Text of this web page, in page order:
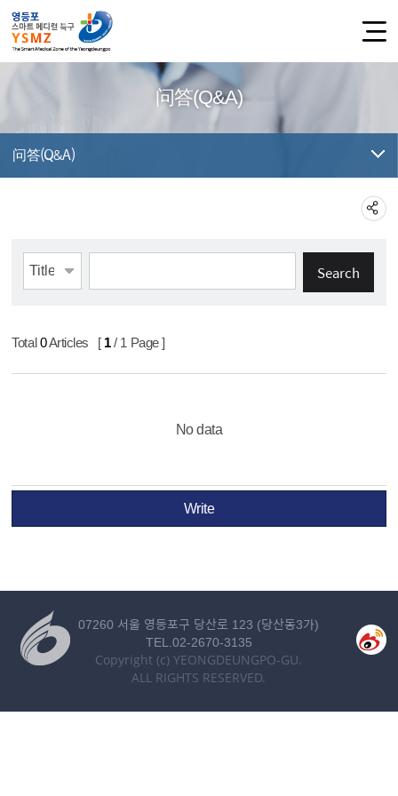
问答(Q&A)
问答(Q&A)
Total 0Articles [ 1/ 1 Page ]
No data
Write
07260 서울 영등포구 당산로 123 (당산동3가)
TEL.02-2670-3135
Copyright (c) YEONGDEUNGPO-GU.
ALL RIGHTS RESERVED.